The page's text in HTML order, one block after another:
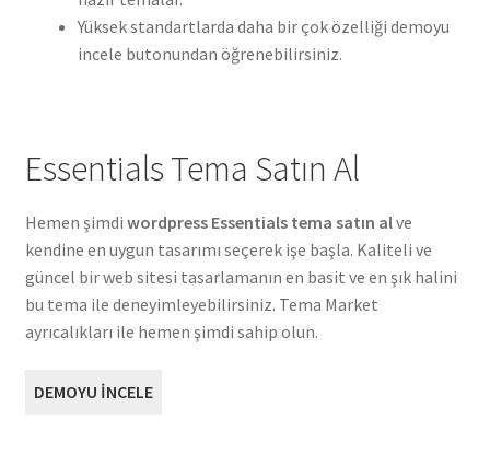
Yüksek standartlarda daha bir çok özelliği demoyu
incele butonundan öğrenebilirsiniz.
Essentials Tema Satın Al
Hemen şimdi wordpress Essentials tema satın alve
kendine en uygun tasarımı seçerek işe başla. Kaliteli ve
güncel bir web sitesi tasarlamanın en basit ve en şık halini
bu tema ile deneyimleyebilirsiniz. Tema Market
ayrıcalıkları ile hemen şimdi sahip olun.
DEMOYU İNCELE